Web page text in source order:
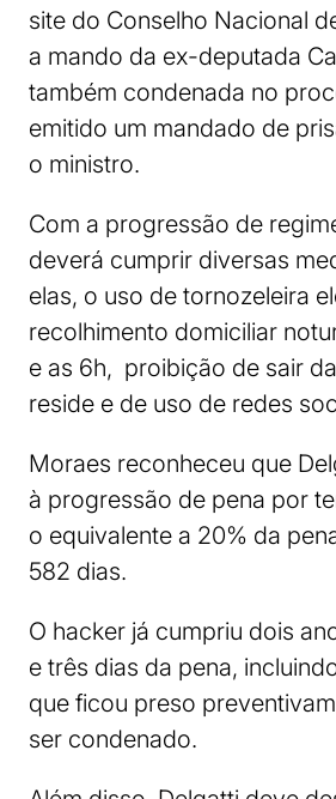
site do Conselho Nacional
a mando da ex-deputada
também condenada no
emitido um mandado de
o ministro.
Com a progressão de
deverá cumprir diversas
elas, o uso de tornozeleira
recolhimento domiciliar
e as 6h, proibição de sair
reside e de uso de redes
Moraes reconheceu que
à progressão de pena por
o equivalente a 20% da
582 dias.
O hacker já cumpriu dois
e três dias da pena,
que ficou preso
ser condenado.